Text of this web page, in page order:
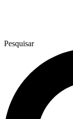
Pesquisar